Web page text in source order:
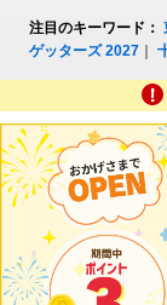
注目のキーワード：
ゲッターズ 2027 ｜